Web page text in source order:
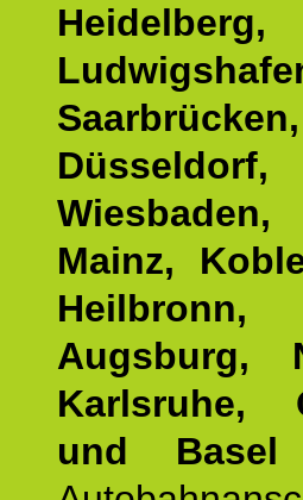
Mainz,
Augsburg,
Karlsruhe,
und Basel